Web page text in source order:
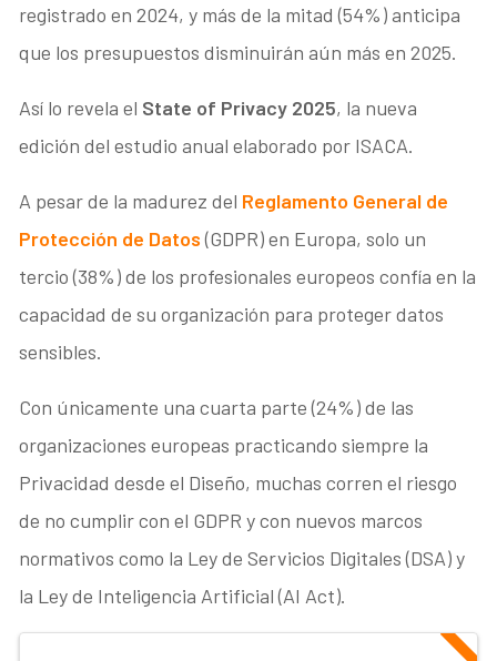
registrado en 2024, y más de la mitad (54%) anticipa
que los presupuestos disminuirán aún más en 2025.
Así lo revela el State of Privacy 2025, la nueva
edición del estudio anual elaborado por ISACA.
A pesar de la madurez del Reglamento General de
Protección de Datos(GDPR) en Europa, solo un
tercio (38%) de los profesionales europeos confía en la
capacidad de su organización para proteger datos
sensibles.
Con únicamente una cuarta parte (24%) de las
organizaciones europeas practicando siempre la
Privacidad desde el Diseño, muchas corren el riesgo
de no cumplir con el GDPR y con nuevos marcos
normativos como la Ley de Servicios Digitales (DSA) y
la Ley de Inteligencia Artificial (AI Act).